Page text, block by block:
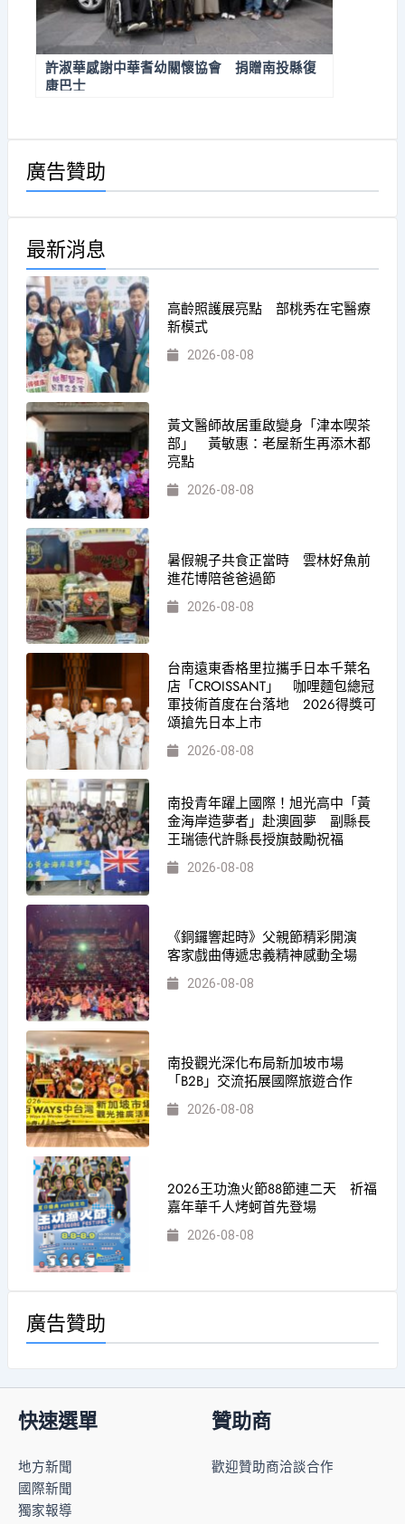
許淑華感謝中華耆幼關懷協會 捐贈南投縣復
康巴士
廣告贊助
最新消息
高齡照護展亮點 部桃秀在宅醫療
新模式
2026-08-08
黃文醫師故居重啟變身「津本喫茶
部」 黃敏惠：老屋新生再添木都
亮點
2026-08-08
暑假親子共食正當時 雲林好魚前
進花博陪爸爸過節
2026-08-08
台南遠東香格里拉攜手日本千葉名
店「CROISSANT」 咖哩麵包總冠
軍技術首度在台落地 2026得獎可
頌搶先日本上市
2026-08-08
南投青年躍上國際！旭光高中「黃
金海岸造夢者」赴澳圓夢 副縣長
王瑞德代許縣長授旗鼓勵祝福
2026-08-08
《銅鑼響起時》父親節精彩開演
客家戲曲傳遞忠義精神感動全場
2026-08-08
南投觀光深化布局新加坡市場
「B2B」交流拓展國際旅遊合作
2026-08-08
2026王功漁火節88節連二天 祈福
嘉年華千人烤蚵首先登場
2026-08-08
廣告贊助
快速選單
地方新聞
國際新聞
獨家報導
贊助商
歡迎贊助商洽談合作